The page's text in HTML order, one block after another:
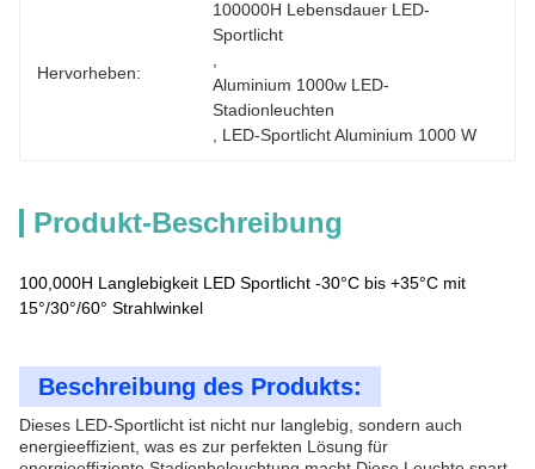
Hervorheben:
100000H Lebensdauer LED-
Sportlicht
Aluminium 1000w LED-
Stadionleuchten
LED-Sportlicht Aluminium 1000 W
Produkt-Beschreibung
100,000H Langlebigkeit LED Sportlicht -30°C bis +35°C mit
15°/30°/60° Strahlwinkel
Beschreibung des Produkts:
Dieses LED-Sportlicht ist nicht nur langlebig, sondern auch
energieeffizient, was es zur perfekten Lösung für